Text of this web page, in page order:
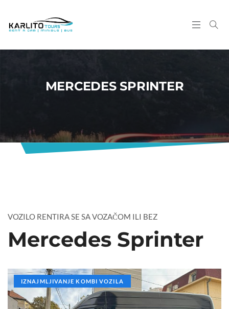
MERCEDES SPRINTER
VOZILO RENTIRA SE SA VOZAČOM ILI BEZ
Mercedes Sprinter
IZNAJMLJIVANJE KOMBI VOZILA